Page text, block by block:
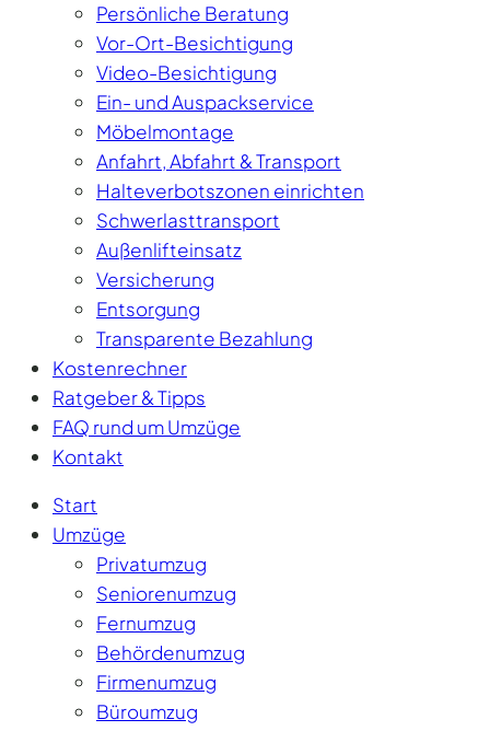
Persönliche Beratung
Vor-Ort-Besichtigung
Video-Besichtigung
Ein- und Auspackservice
Möbelmontage
Anfahrt, Abfahrt & Transport
Halteverbotszonen einrichten
Schwerlasttransport
Außenlifteinsatz
Versicherung
Entsorgung
Transparente Bezahlung
Kostenrechner
Ratgeber & Tipps
FAQ rund um Umzüge
Kontakt
Start
Umzüge
Privatumzug
Seniorenumzug
Fernumzug
Behördenumzug
Firmenumzug
Büroumzug